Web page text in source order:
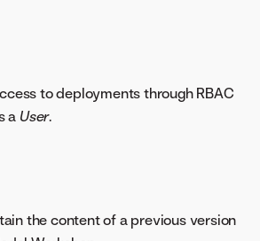
to deployments through RBAC
a User.
the content of a previous version